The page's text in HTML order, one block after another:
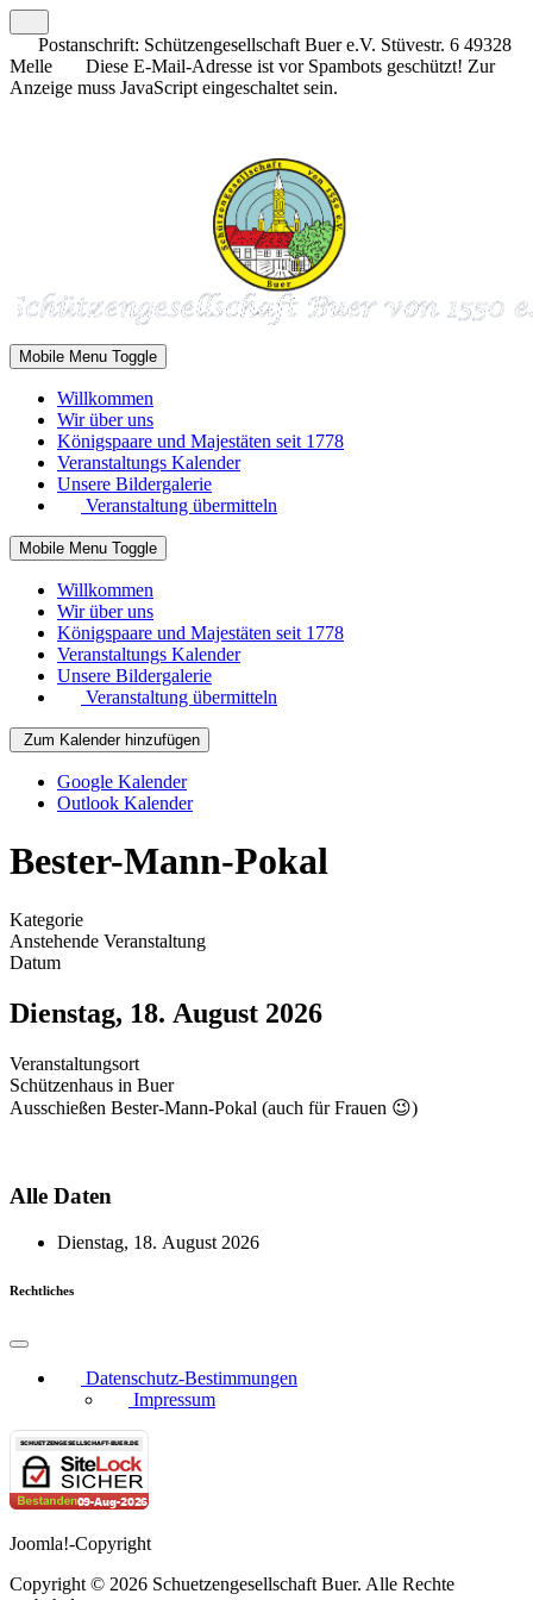
Postanschrift: Schützengesellschaft Buer e.V. Stüvestr. 6 49328
Melle
Diese E-Mail-Adresse ist vor Spambots geschützt! Zur
Anzeige muss JavaScript eingeschaltet sein.
Mobile Menu Toggle
Willkommen
Wir über uns
Königspaare und Majestäten seit 1778
Veranstaltungs Kalender
Unsere Bildergalerie
Veranstaltung übermitteln
Mobile Menu Toggle
Willkommen
Wir über uns
Königspaare und Majestäten seit 1778
Veranstaltungs Kalender
Unsere Bildergalerie
Veranstaltung übermitteln
Zum Kalender hinzufügen
Google Kalender
Outlook Kalender
Bester-Mann-Pokal
Kategorie
Anstehende Veranstaltung
Datum
Dienstag, 18. August 2026
Veranstaltungsort
Schützenhaus in Buer
Ausschießen Bester-Mann-Pokal (auch für Frauen 😉)
Alle Daten
Dienstag, 18. August 2026
Rechtliches
Datenschutz-Bestimmungen
Impressum
Joomla!-Copyright
Copyright © 2026 Schuetzengesellschaft Buer. Alle Rechte